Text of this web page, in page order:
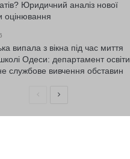
Юридичний аналіз нової
оцінювання
випала з вікна під час миття
Одеси: департамент освіти
службове вивчення обставин
ПопередняНаступна